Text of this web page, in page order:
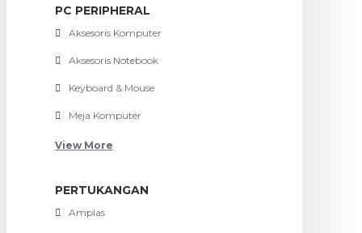
PC PERIPHERAL
Aksesoris Komputer
Aksesoris Notebook
Keyboard & Mouse
Meja Komputer
View More
PERTUKANGAN
Amplas